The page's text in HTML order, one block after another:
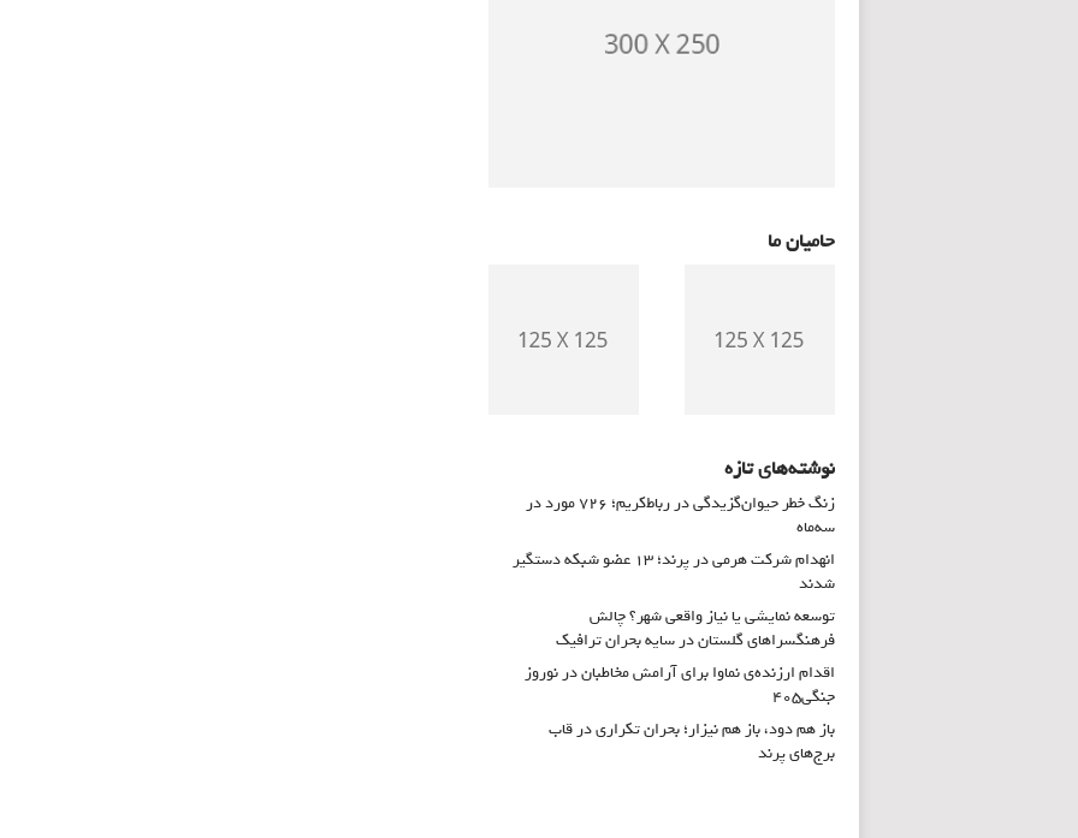
حامیان ما
نوشته‌های تازه
زنگ خطر حیوان‌گزیدگی در رباط‌کریم؛ ۷۲۶ مورد در
سه‌ماه
انهدام شرکت هرمی در پرند؛ ۱۳ عضو شبکه دستگیر
شدند
توسعه نمایشی یا نیاز واقعی شهر؟ چالش
فرهنگسراهای گلستان در سایه بحران ترافیک
اقدام ارزنده‌ی نماوا برای آرامش مخاطبان در نوروز
جنگی۴۰۵
باز هم دود، باز هم نیزار؛ بحران تکراری در قاب
برج‌های پرند